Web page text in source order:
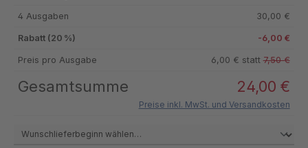
4 Ausgaben 30,00 €
Rabatt (20 %) -6,00 €
Preis pro Ausgabe 6,00 € statt7,50 €
Gesamtsumme 24,00 €
Preise inkl. MwSt. und Versandkosten